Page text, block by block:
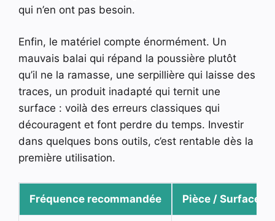
qui n’en ont pas besoin.
Enfin, le matériel compte énormément. Un
mauvais balai qui répand la poussière plutôt
qu’il ne la ramasse, une serpillière qui laisse des
traces, un produit inadapté qui ternit une
surface : voilà des erreurs classiques qui
découragent et font perdre du temps. Investir
dans quelques bons outils, c’est rentable dès la
première utilisation.
Fréquence recommandée Pièce / Surface